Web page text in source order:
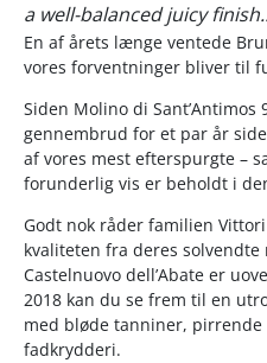
a well-balanced juicy
En af årets længe ventede
vores forventninger bliver til
Siden Molino di Sant’Antimos
gennembrud for et par år
af vores mest efterspurgte –
forunderlig vis er beholdt i
Godt nok råder familien
kvaliteten fra deres
Castelnuovo dell’Abate er
2018 kan du se frem til en
med bløde tanniner,
fadkrydderi.